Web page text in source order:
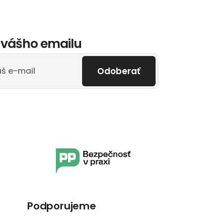
emailu
Odoberať
Podporujeme